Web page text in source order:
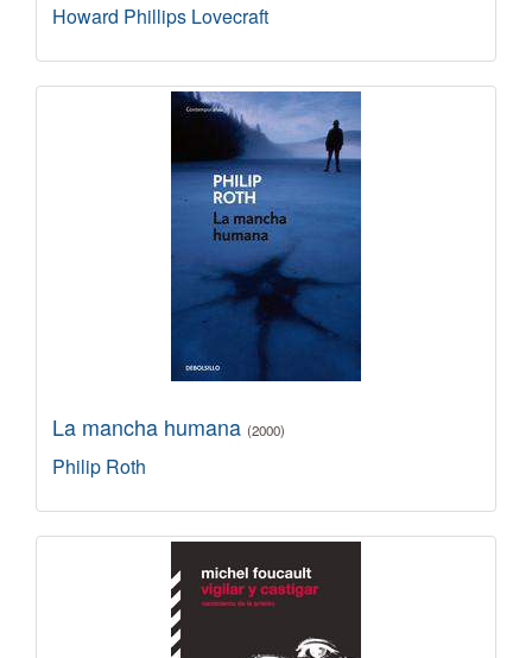
Howard Phillips Lovecraft
La mancha humana (2000)
Philip Roth